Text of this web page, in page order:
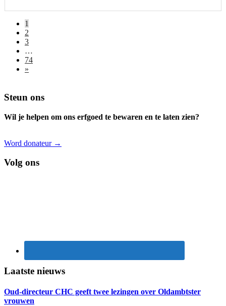
1
2
3
…
74
»
Footer
Steun ons
Wil je helpen om ons erfgoed te bewaren en te laten zien?
Word donateur →
Volg ons
Laatste nieuws
Oud-directeur CHC geeft twee lezingen over Oldambtster
vrouwen